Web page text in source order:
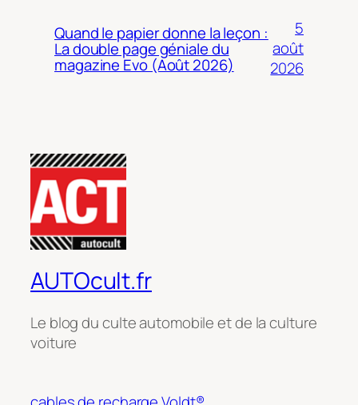
Quand le papier donne la leçon :
La double page géniale du
magazine Evo (Août 2026)
5
août
2026
AUTOcult.fr
Le blog du culte automobile et de la culture
voiture